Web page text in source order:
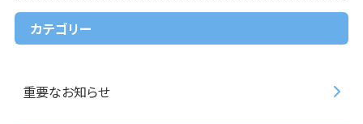
カテゴリー
重要なお知らせ